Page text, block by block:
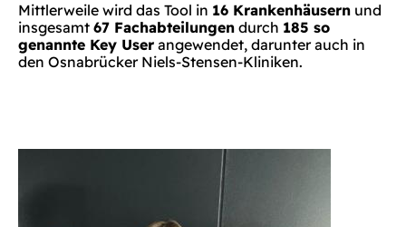
Mittlerweile wird das Tool in 16 Krankenhäusern und
insgesamt 67 Fachabteilungen durch 185 so
genannte Key User angewendet, darunter auch in
den Osnabrücker Niels-Stensen-Kliniken.